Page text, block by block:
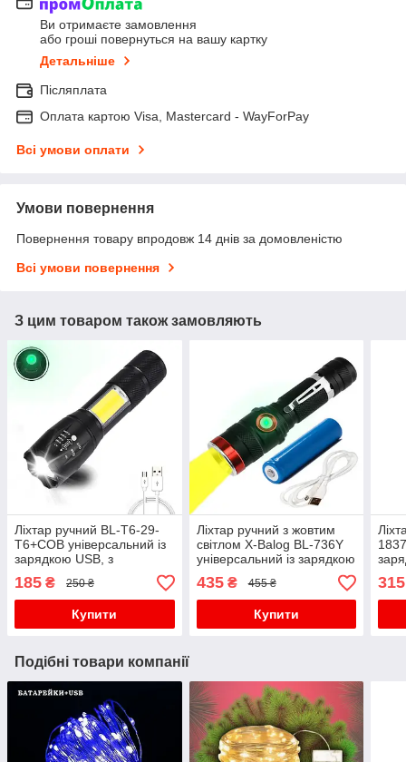
Ви отримаєте замовлення
або гроші повернуться на вашу картку
Детальніше
Післяплата
Оплата картою Visa, Mastercard - WayForPay
Всі умови оплати
Умови повернення
Повернення товару впродовж 14 днів за домовленістю
Всі умови повернення
З цим товаром також замовляють
Ліхтар ручний BL-T6-29-
T6+COB універсальний із
зарядкою USB, з
світло
185 ₴ 250 ₴
Купити
Ліхтар ручний з жовтим
світлом X-Balog BL-736Y
універсальний із зарядкою
кліпсою
435₴ 455 ₴
Купити
315
Подібні товари компанії